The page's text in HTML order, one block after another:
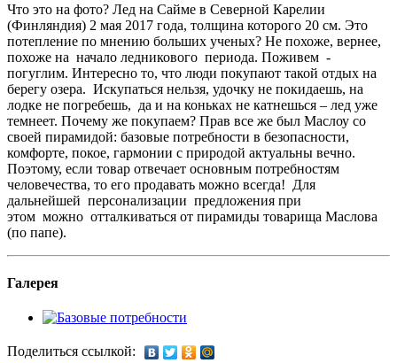
Что это на фото? Лед на Сайме в Северной Карелии
(Финляндия) 2 мая 2017 года, толщина которого 20 см. Это
потепление по мнению больших ученых? Не похоже, вернее,
похоже на начало ледникового периода. Поживем -
погуглим. Интересно то, что люди покупают такой отдых на
берегу озера. Искупаться нельзя, удочку не покидаешь, на
лодке не погребешь, да и на коньках не катнешься – лед уже
темнеет. Почему же покупаем? Прав все же был Маслоу со
своей пирамидой: базовые потребности в безопасности,
комфорте, покое, гармонии с природой актуальны вечно.
Поэтому, если товар отвечает основным потребностям
человечества, то его продавать можно всегда! Для
дальнейшей персонализации предложения при
этом можно отталкиваться от пирамиды товарища Маслова
(по папе).
Галерея
Поделиться ссылкой: